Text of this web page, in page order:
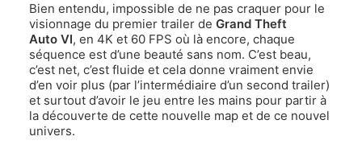
Bien entendu, impossible de ne pas craquer pour le
visionnage du premier trailer de Grand Theft
Auto VI, en 4K et 60 FPS où là encore, chaque
séquence est d’une beauté sans nom. C’est beau,
c’est net, c’est fluide et cela donne vraiment envie
d’en voir plus (par l’intermédiaire d’un second trailer)
et surtout d’avoir le jeu entre les mains pour partir à
la découverte de cette nouvelle map et de ce nouvel
univers.